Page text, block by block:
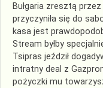
Bułgaria zresztą
przyczyniła się do
kasa jest
Stream byłby
Tsipras jeździł
intratny deal z
pożyczki mu